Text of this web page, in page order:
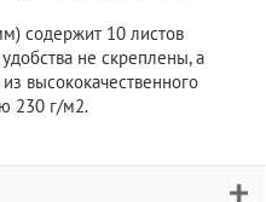
содержит 10 листов
не скреплены, а
высококачественного
230 г/м2.